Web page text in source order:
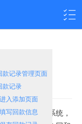
分。通过本系统，
款记录管理页面
款记录
进入添加页面
填写回款信息